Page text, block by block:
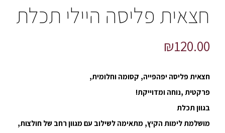
חצאית פליסה היילי תכלת
₪120.00
חצאית פליסה יפהפייה, קסומה וחלומית,
פרקטית ,נוחה ומדוייקת!
בגוון תכלת
מושלמת לימות הקיץ, מתאימה לשילוב עם מגוון רחב של חולצות,